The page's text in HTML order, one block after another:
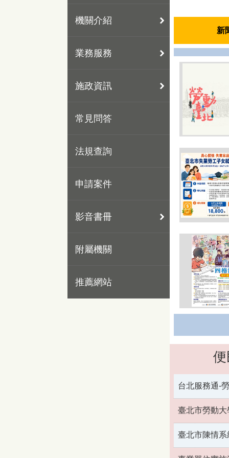
機關介紹
業務服務
施政資訊
常見問答
法規查詢
申請案件
影音書冊
附屬機關
推薦網站
新
台北服務通-
臺北市勞動大
臺北市陳情系